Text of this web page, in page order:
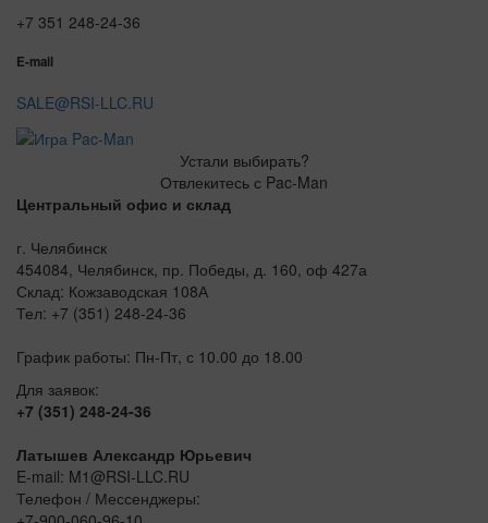
+7 351 248-24-36
E-mail
SALE@RSI-LLC.RU
Устали выбирать?
Отвлекитесь с Pac-Man
Центральный офис и склад
г. Челябинск
454084, Челябинск, пр. Победы, д. 160, оф 427а
Склад: Кожзаводская 108А
Тел: +7 (351) 248-24-36
График работы: Пн-Пт, с 10.00 до 18.00
Для заявок:
+7 (351) 248-24-36
Латышев Александр Юрьевич
E-mail: M1@RSI-LLC.RU
Телефон / Мессенджеры: